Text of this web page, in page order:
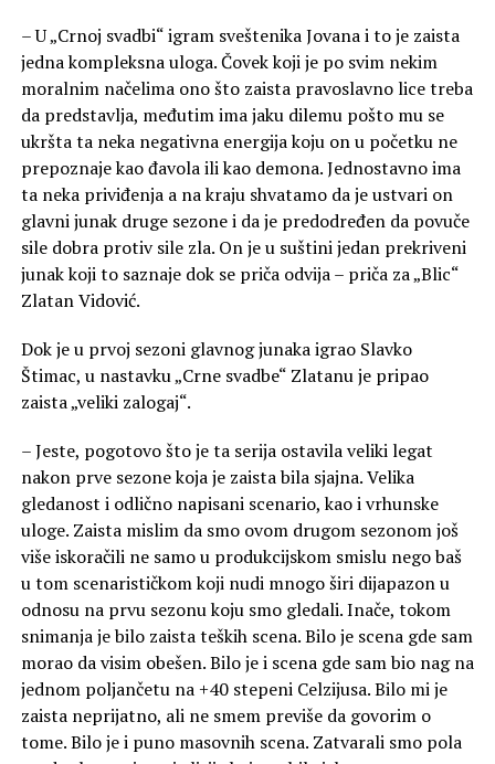
– U „Crnoj svadbi“ igram sveštenika Jovana i to je zaista
jedna kompleksna uloga. Čovek koji je po svim nekim
moralnim načelima ono što zaista pravoslavno lice treba
da predstavlja, međutim ima jaku dilemu pošto mu se
ukršta ta neka negativna energija koju on u početku ne
prepoznaje kao đavola ili kao demona. Jednostavno ima
ta neka priviđenja a na kraju shvatamo da je ustvari on
glavni junak druge sezone i da je predodređen da povuče
sile dobra protiv sile zla. On je u suštini jedan prekriveni
junak koji to saznaje dok se priča odvija – priča za „Blic“
Zlatan Vidović.
Dok je u prvoj sezoni glavnog junaka igrao Slavko
Štimac, u nastavku „Crne svadbe“ Zlatanu je pripao
zaista „veliki zalogaj“.
– Jeste, pogotovo što je ta serija ostavila veliki legat
nakon prve sezone koja je zaista bila sjajna. Velika
gledanost i odlično napisani scenario, kao i vrhunske
uloge. Zaista mislim da smo ovom drugom sezonom još
više iskoračili ne samo u produkcijskom smislu nego baš
u tom scenarističkom koji nudi mnogo širi dijapazon u
odnosu na prvu sezonu koju smo gledali. Inače, tokom
snimanja je bilo zaista teških scena. Bilo je scena gde sam
morao da visim obešen. Bilo je i scena gde sam bio nag na
jednom poljančetu na +40 stepeni Celzijusa. Bilo mi je
zaista neprijatno, ali ne smem previše da govorim o
tome. Bilo je i puno masovnih scena. Zatvarali smo pola